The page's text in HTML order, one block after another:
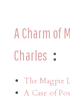
A Charm of
Charles ：
The Magpie
A Case of